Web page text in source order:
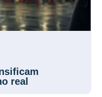
real